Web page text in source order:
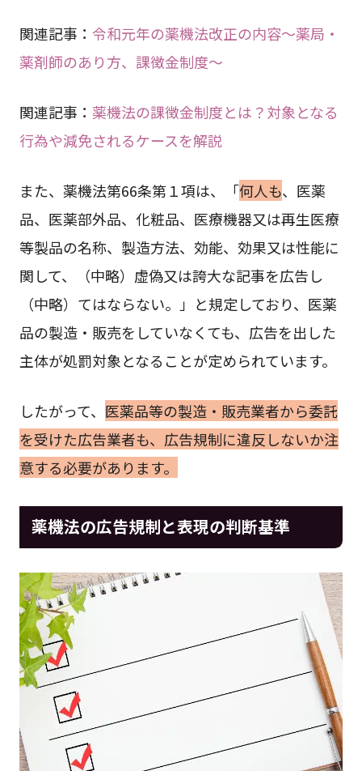
関連記事： 令和元年の薬機法改正の内容～薬局・
薬剤師のあり方、課徴金制度～
関連記事： 薬機法の課徴金制度とは？対象となる
行為や減免されるケースを解説
また、薬機法第66条第１項は、「何人も、医薬
品、医薬部外品、化粧品、医療機器又は再生医療
等製品の名称、製造方法、効能、効果又は性能に
関して、（中略）虚偽又は誇大な記事を広告し
（中略）てはならない。」と規定しており、医薬
品の製造・販売をしていなくても、広告を出した
主体が処罰対象となることが定められています。
したがって、 医薬品等の製造・販売業者から委託
を受けた広告業者も、広告規制に違反しないか注
意する必要があります。
薬機法の広告規制と表現の判断基準